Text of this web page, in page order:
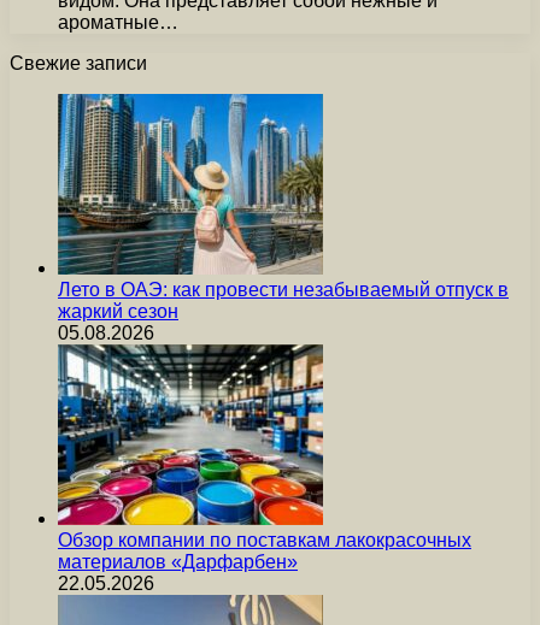
ароматные…
Свежие записи
Лето в ОАЭ: как провести незабываемый отпуск в
жаркий сезон
05.08.2026
Обзор компании по поставкам лакокрасочных
материалов «Дарфарбен»
22.05.2026